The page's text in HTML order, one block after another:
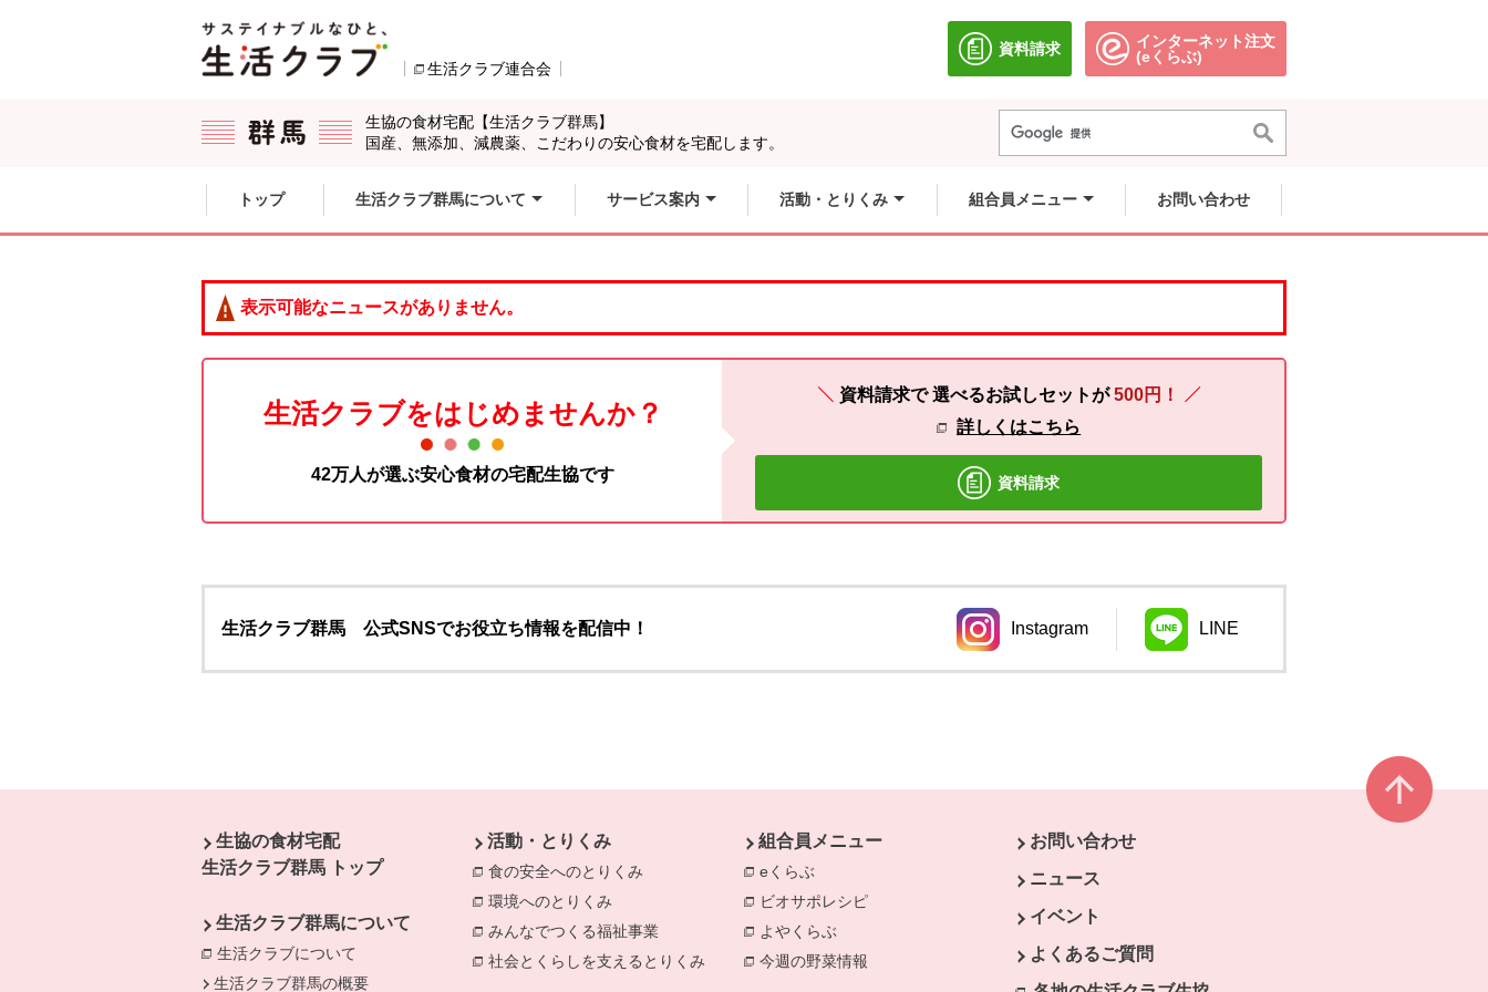
生活クラブ連合会
資料請求
別のウィンドウで開きます。
インターネット注文
(eくらぶ)別のウィンドウで開きます。
生協の食材宅配【生活クラブ群馬】
国産、無添加、減農薬、こだわりの安心食材を宅配します。
ここからサイト内共通メニューです。
サイト内共通メニューをスキップする
トップ 生活クラブ群馬について サービス案内 活動・とりくみ 組合員メニュー お問い合わせ
表示可能なニュースがありません。
生活クラブをはじめませんか？
42万人が選ぶ安心食材の宅配生協です
資料請求で選べるお試しセットが500円！
詳しくはこちら
資料請求
生活クラブ群馬 公式SNSでお役立ち情報を配信中！ Instagram
別のウィンドウで開きます。
LINE
別のウィンドウで開きます。
生協の食材宅配
生活クラブ群馬 トップ
生活クラブ群馬について
生活クラブについて
生活クラブ群馬の概要
活動・とりくみ
食の安全へのとりくみ 別のウィンドウで開きます。
環境へのとりくみ 別のウィンドウで開きます。
みんなでつくる福祉事業 別のウィンドウで開きます。
社会とくらしを支えるとりくみ 別のウィンドウで開きます。
組合員メニュー
eくらぶ
ビオサポレシピ
よやくらぶ 別のウィンドウで開きます。
今週の野菜情報 別のウィンドウで開きます。
お問い合わせ
ニュース
イベント
よくあるご質問